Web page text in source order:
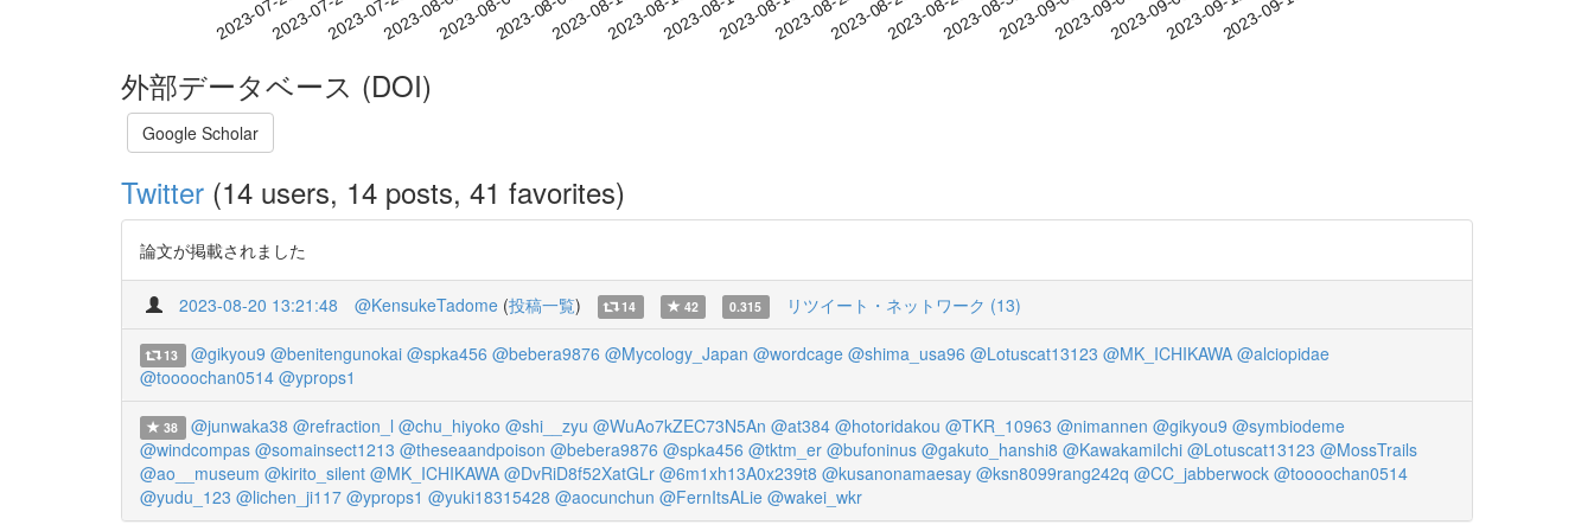
2023-07-232023-07-262023-07-292023-08-012023-08-042023-08-072023-08-102023-08-132023-08-162023-08-192023-08-222023-08-252023-08-282023-08-312023-09-032023-09-062023-09-092023-09-122023-09-15
外部データベース (DOI)
Google Scholar
Twitter (14 users, 14 posts, 41 favorites)
論文が掲載されました
2023-08-20 13:21:48 @KensukeTadome (投稿一覧) 14 42 0.315 リツイート・ネットワーク (13)
13 @gikyou9 @benitengunokai @spka456 @bebera9876 @Mycology_Japan @wordcage @shima_usa96 @Lotuscat13123 @MK_ICHIKAWA @alciopidae
@toooochan0514 @yprops1
38 @junwaka38 @refraction_l @chu_hiyoko @shi__zyu @WuAo7kZEC73N5An @at384 @hotoridakou @TKR_10963 @nimannen @gikyou9 @symbiodeme
@windcompas @somainsect1213 @theseaandpoison @bebera9876 @spka456 @tktm_er @bufoninus @gakuto_hanshi8 @KawakamiIchi @Lotuscat13123 @MossTrails
@ao__museum @kirito_silent @MK_ICHIKAWA @DvRiD8f52XatGLr @6m1xh13A0x239t8 @kusanonamaesay @ksn8099rang242q @CC_jabberwock @toooochan0514
@yudu_123 @lichen_ji117 @yprops1 @yuki18315428 @aocunchun @FernItsALie @wakei_wkr